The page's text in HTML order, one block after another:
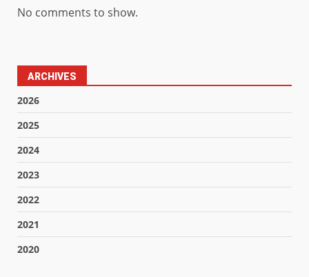
No comments to show.
ARCHIVES
2026
2025
2024
2023
2022
2021
2020